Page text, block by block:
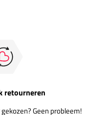
retourneren
Geen probleem!